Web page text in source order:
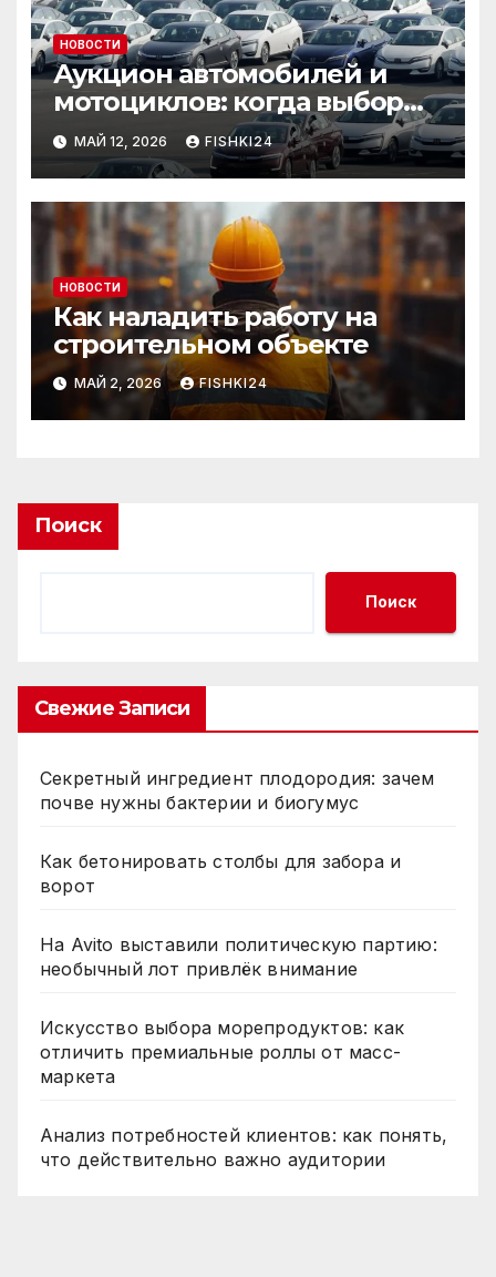
НОВОСТИ
Аукцион автомобилей и
мотоциклов: когда выбор
становится осознанным
МАЙ 12, 2026 FISHKI24
НОВОСТИ
Как наладить работу на
строительном объекте
МАЙ 2, 2026 FISHKI24
Поиск
Поиск
Свежие Записи
Секретный ингредиент плодородия: зачем
почве нужны бактерии и биогумус
Как бетонировать столбы для забора и
ворот
На Avito выставили политическую партию:
необычный лот привлёк внимание
Искусство выбора морепродуктов: как
отличить премиальные роллы от масс-
маркета
Анализ потребностей клиентов: как понять,
что действительно важно аудитории